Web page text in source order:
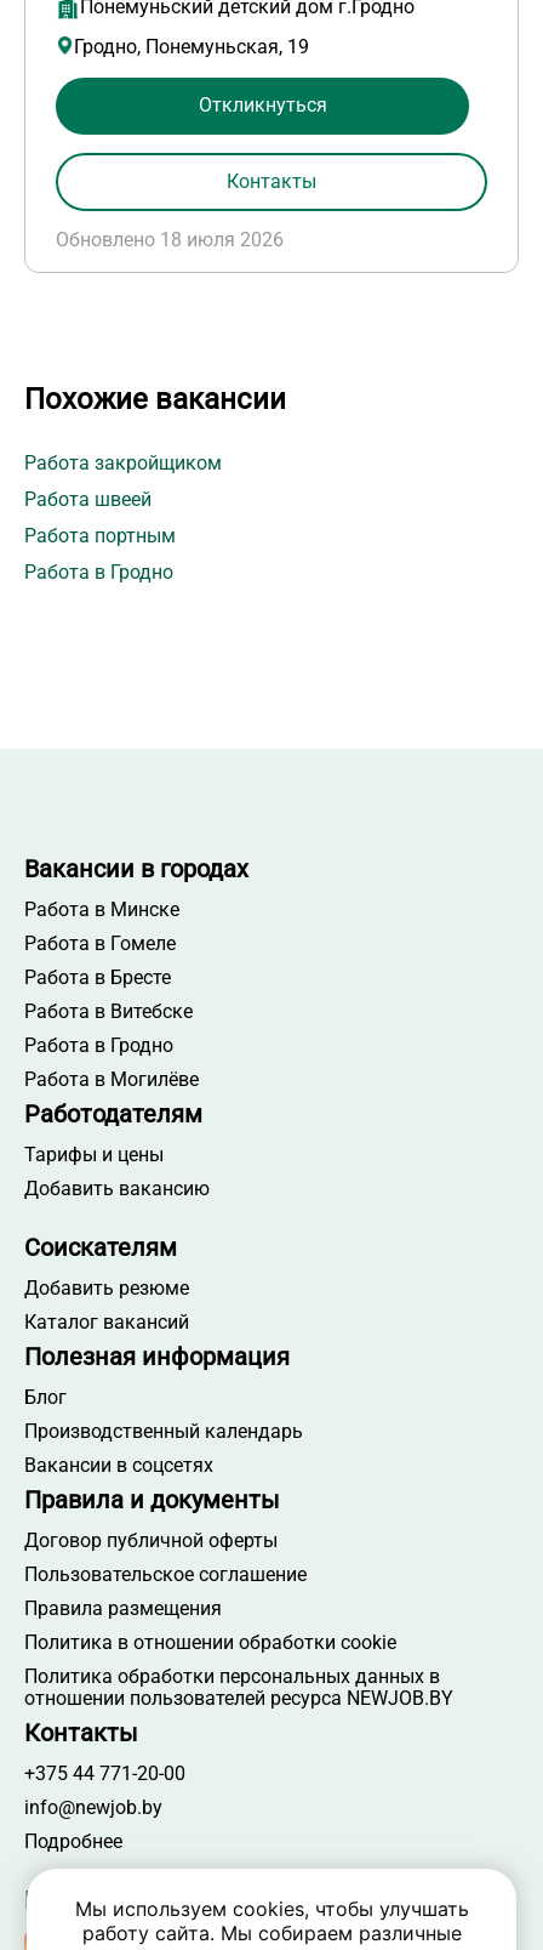
Понемуньский детский дом г.Гродно
Гродно, Понемуньская, 19
Обновлено 18 июля 2026
Откликнуться
Контакты
Похожие вакансии
Работа закройщиком
Работа швеей
Работа портным
Работа в Гродно
Вакансии в городах
Работа в Минске
Работа в Гомеле
Работа в Бресте
Работа в Витебске
Работа в Гродно
Работа в Могилёве
Работодателям
Тарифы и цены
Добавить вакансию
Соискателям
Добавить резюме
Каталог вакансий
Полезная информация
Блог
Производственный календарь
Вакансии в соцсетях
Правила и документы
Договор публичной оферты
Пользовательское соглашение
Правила размещения
Политика в отношении обработки cookie
Политика обработки персональных данных в
отношении пользователей ресурса NEWJOB.BY
Контакты
+375 44 771-20-00
info@newjob.by
Подробнее
Мы в соцсетях
Мы используем cookies, чтобы улучшать
работу сайта. Мы собираем различные